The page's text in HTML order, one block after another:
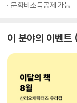
문화비소득공제 가능
이 분야의 이벤트